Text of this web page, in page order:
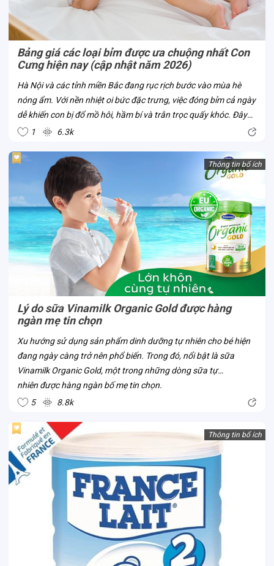
Bảng giá các loại bỉm được ưa chuộng nhất Con
Cưng hiện nay (cập nhật năm 2026)
Hà Nội và các tỉnh miền Bắc đang rục rịch bước vào mùa hè
nóng ẩm. Với nền nhiệt oi bức đặc trưng, việc đóng bỉm cả ngày
dễ khiến con bị đổ mồ hôi, hầm bí và trằn trọc quấy khóc. Đây
chính là thời điểm chuẩn nhất để mẹ cân nhắc đổi bỉm từ dày
1 6.3k
Thông tin bổ ích
Lý do sữa Vinamilk Organic Gold được hàng
ngàn mẹ tin chọn
Xu hướng sử dụng sản phẩm dinh dưỡng tự nhiên cho bé hiện
đang ngày càng trở nên phổ biến. Trong đó, nổi bật là sữa
Vinamilk Organic Gold, một trong những dòng sữa tự
nhiên được hàng ngàn bố mẹ tin chọn.
5
8.8k
Thông tin bổ ích